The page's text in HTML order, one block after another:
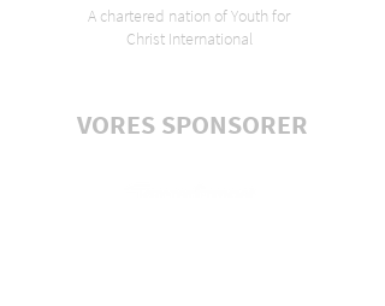
A chartered nation of Youth for
Christ International
VORES SPONSORER